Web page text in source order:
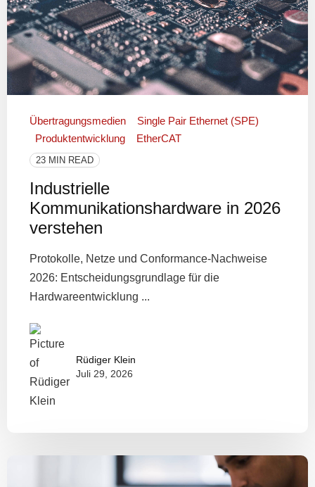
Übertragungsmedien
Single Pair Ethernet (SPE)
Produktentwicklung
EtherCAT
23 MIN READ
Industrielle
Kommunikationshardware in 2026
verstehen
Protokolle, Netze und Conformance-Nachweise
2026: Entscheidungsgrundlage für die
Hardwareentwicklung ...
Rüdiger Klein
Juli 29, 2026